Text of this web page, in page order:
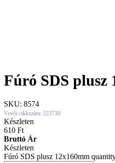
Fúró SDS plusz
SKU: 8574
Vevői cikkszám: 223730
Készleten
610 Ft
Bruttó Ár
Készleten
Fúró SDS plusz 12x160mm